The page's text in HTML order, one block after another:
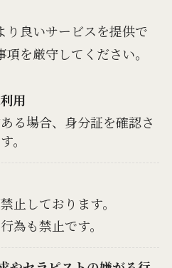
り良いサービスを提供で
を厳守してください。
用
る場合、身分証を確認さ
。
止しております。
為も禁止です。